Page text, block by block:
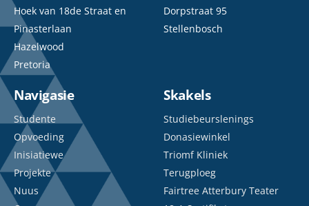
Hoek van 18de Straat en
Pinasterlaan
Hazelwood
Pretoria
Dorpstraat 95
Stellenbosch
Navigasie
Studente
Opvoeding
Inisiatiewe
Projekte
Nuus
Skakels
Studiebeurslenings
Donasiewinkel
Triomf Kliniek
Terugploeg
Fairtree Atterbury Teater